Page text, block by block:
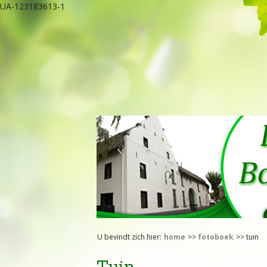
UA-123183613-1
U bevindt zich hier: home >> fotoboek >> tuin